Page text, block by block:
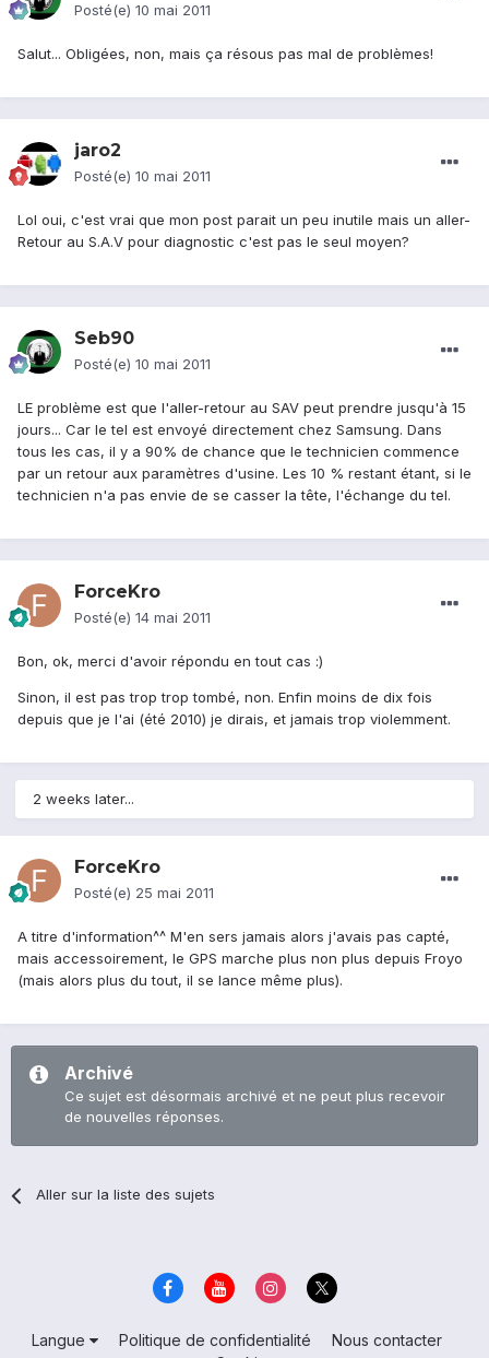
Posté(e) 10 mai 2011
Salut... Obligées, non, mais ça résous pas mal de problèmes!
jaro2
Posté(e) 10 mai 2011
Lol oui, c'est vrai que mon post parait un peu inutile mais un aller-
Retour au S.A.V pour diagnostic c'est pas le seul moyen?
Seb90
Posté(e) 10 mai 2011
LE problème est que l'aller-retour au SAV peut prendre jusqu'à 15
jours... Car le tel est envoyé directement chez Samsung. Dans
tous les cas, il y a 90% de chance que le technicien commence
par un retour aux paramètres d'usine. Les 10 % restant étant, si le
technicien n'a pas envie de se casser la tête, l'échange du tel.
ForceKro
Posté(e) 14 mai 2011
Bon, ok, merci d'avoir répondu en tout cas :)
Sinon, il est pas trop trop tombé, non. Enfin moins de dix fois
depuis que je l'ai (été 2010) je dirais, et jamais trop violemment.
2 weeks later...
ForceKro
Posté(e) 25 mai 2011
A titre d'information^^ M'en sers jamais alors j'avais pas capté,
mais accessoirement, le GPS marche plus non plus depuis Froyo
(mais alors plus du tout, il se lance même plus).
Archivé
Ce sujet est désormais archivé et ne peut plus recevoir
de nouvelles réponses.
Aller sur la liste des sujets
Langue Politique de confidentialité
Nous contacter